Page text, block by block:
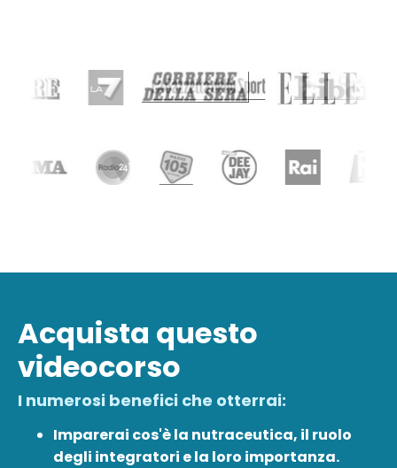
Acquista questo
videocorso
I numerosi benefici che otterrai:
Imparerai cos'è la nutraceutica, il ruolo
degli integratori e la loro importanza.